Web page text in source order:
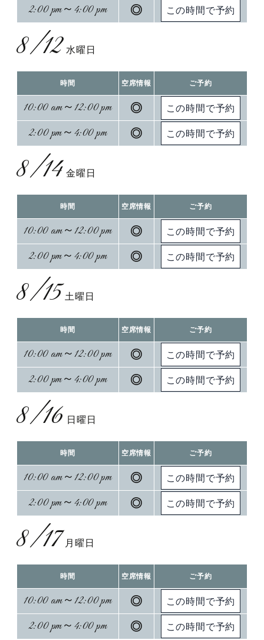
2:00 pm～4:00 pm ◎
8/12 水曜日
時間 空席情報 ご予約
10:00 am～12:00 pm ◎
2:00 pm～4:00 pm ◎
8/14 金曜日
時間 空席情報 ご予約
10:00 am～12:00 pm ◎
2:00 pm～4:00 pm ◎
8/15 土曜日
時間 空席情報 ご予約
10:00 am～12:00 pm ◎
2:00 pm～4:00 pm ◎
8/16 日曜日
時間 空席情報 ご予約
10:00 am～12:00 pm ◎
2:00 pm～4:00 pm ◎
8/17 月曜日
時間 空席情報 ご予約
10:00 am～12:00 pm ◎
2:00 pm～4:00 pm ◎